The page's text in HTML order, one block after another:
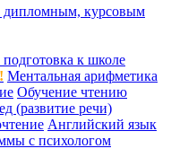
дипломным, курсовым
к школе
Ментальная арифметика
Обучение чтению
(развитие речи)
Английский язык
с психологом